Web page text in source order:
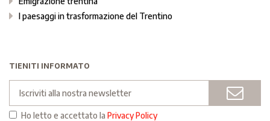
I paesaggi in trasformazione del Trentino
TIENITI INFORMATO
Ho letto e accettato la Privacy Policy